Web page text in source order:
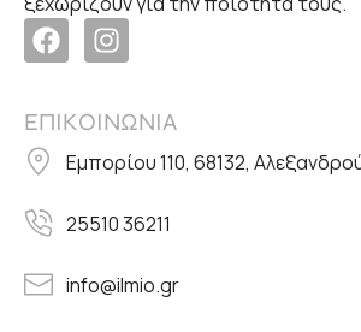
ΕΠΙΚΟΙΝΩΝΙΑ
Εμπορίου 110, 68132,
25510 36211
info@ilmio.gr